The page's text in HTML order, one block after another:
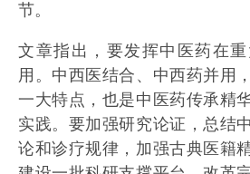
节。
文章指出，要发挥中医药在
用。中西医结合、中西药并用
一大特点，也是中医药传承精
实践。要加强研究论证，总结
论和诊疗规律，加强古典医籍